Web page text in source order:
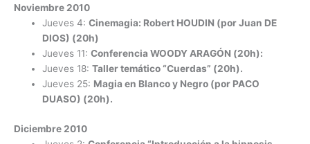
Noviembre 2010
Jueves 4:Cinemagia: Robert HOUDIN (por Juan DE
DIOS) (20h)
Jueves 11:Conferencia WOODY ARAGÓN (20h):
Jueves 18:Taller temático “Cuerdas” (20h).
Jueves 25: Magia en Blanco y Negro (por PACO
DUASO) (20h).
Diciembre 2010